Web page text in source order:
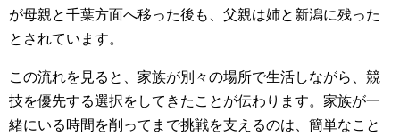
が母親と千葉方面へ移った後も、父親は姉と新潟に残った
とされています。
この流れを見ると、家族が別々の場所で生活しながら、競
技を優先する選択をしてきたことが伝わります。家族が一
緒にいる時間を削ってまで挑戦を支えるのは、簡単なこと